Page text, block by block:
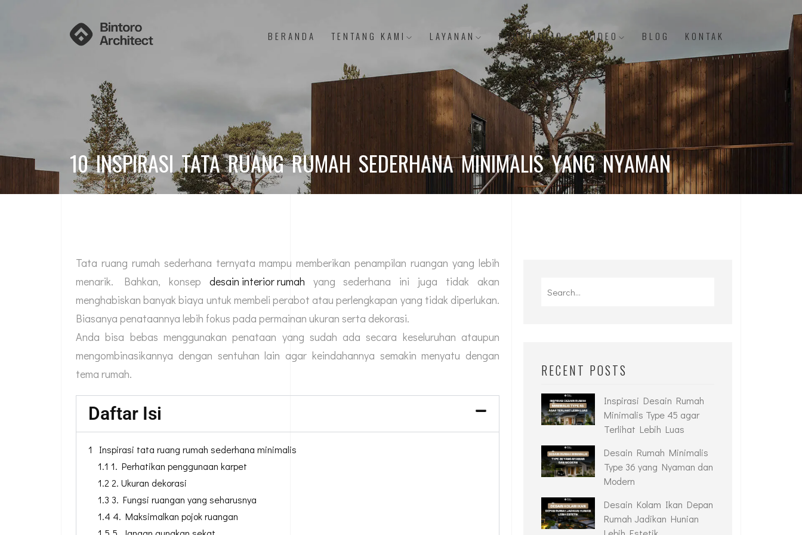
BERANDA TENTANG KAMI LAYANAN PORTOFOLIO VIDEO BLOG KONTAK
10 INSPIRASI TATA RUANG RUMAH SEDERHANA MINIMALIS YANG NYAMAN
Tata ruang rumah sederhana ternyata mampu memberikan penampilan ruangan yang lebih
menarik. Bahkan, konsep desain interior rumah yang sederhana ini juga tidak akan
menghabiskan banyak biaya untuk membeli perabot atau perlengkapan yang tidak diperlukan.
Biasanya penataannya lebih fokus pada permainan ukuran serta dekorasi.
Anda bisa bebas menggunakan penataan yang sudah ada secara keseluruhan ataupun
mengombinasikannya dengan sentuhan lain agar keindahannya semakin menyatu dengan
tema rumah.
Daftar Isi
1 Inspirasi tata ruang rumah sederhana minimalis
1.1 1. Perhatikan penggunaan karpet
1.2 2. Ukuran dekorasi
1.3 3. Fungsi ruangan yang seharusnya
1.4 4. Maksimalkan pojok ruangan
RECENT POSTS
Inspirasi Desain Rumah
Minimalis Type 45 agar
Terlihat Lebih Luas
Desain Rumah Minimalis
Type 36 yang Nyaman dan
Modern
Desain Kolam Ikan Depan
Rumah Jadikan Hunian